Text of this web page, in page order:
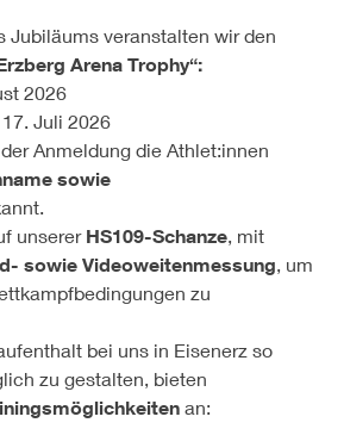
Jubiläums veranstalten wir den
Arena Trophy“:
2026
17. Juli 2026
Anmeldung die Athlet:innen
sowie
unserer HS109-Schanze, mit
sowie Videoweitenmessung, um
zu
bei uns in Eisenerz so
zu gestalten, bieten
an: